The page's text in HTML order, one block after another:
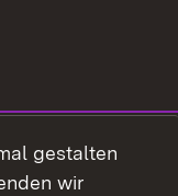
gestalten
wir